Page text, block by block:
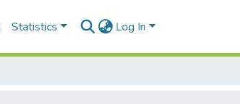
Statistics Log In